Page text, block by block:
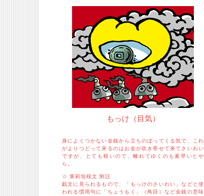
もっけ（目気）
身によくつかない金銭から立ちのぼってくる気で、これ
がよりつどって来るのはお金が吹き寄せて来てさいわい
ですが、とても軽いので、離れてゆくのも素早いとや
ら。
☆ 莱莉垣桜文 附註
戯文に見られるもので、「もっけのさいわい」などと使
われる慣用句に「ちょうもく」（鳥目）など金銭の意味